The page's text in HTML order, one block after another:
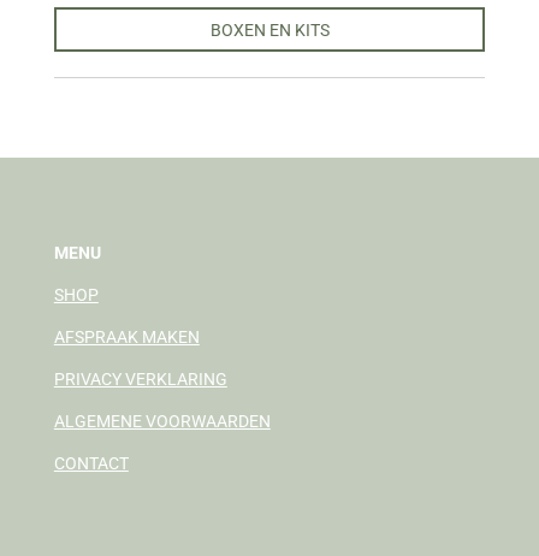
BOXEN EN KITS
MENU
SHOP
AFSPRAAK MAKEN
PRIVACY VERKLARING
ALGEMENE VOORWAARDEN
CONTACT